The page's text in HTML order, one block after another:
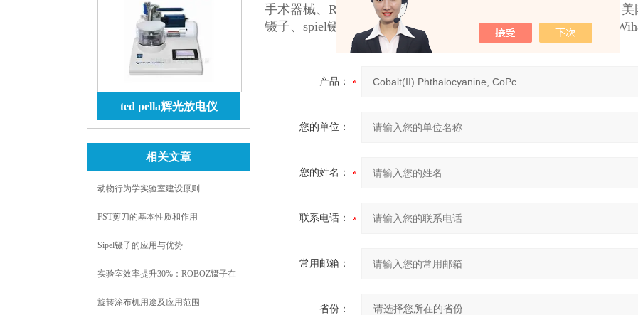
ted pella辉光放电仪
相关文章
动物行为学实验室建设原则
FST剪刀的基本性质和作用
Sipel镊子的应用与优势
实验室效率提升30%：ROBOZ镊子在
旋转涂布机用途及应用范围
手术器械、Rubis镊子、Regine
ideal-tek镊子、
镊子、spiel镊子、美国IDAL、法国FACOM、德国Weller、德国
产品：
您的单位：
您的姓名：
联系电话：
常用邮箱：
省份：